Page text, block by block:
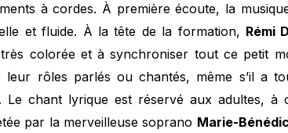
à cordes. À première écoute, la
et fluide. À la tête de la formation, Rémi
colorée et à synchroniser tout ce petit
leur rôles parlés ou chantés, même s’il a
Le chant lyrique est réservé aux adultes, à
par la merveilleuse soprano Marie-